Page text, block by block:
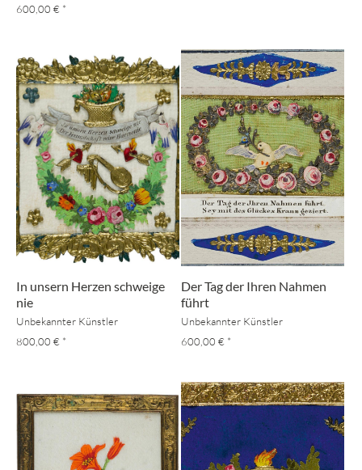
600,00 € *
In unsern Herzen schweige
nie
Unbekannter Künstler
800,00 € *
Der Tag der Ihren Nahmen
führt
Unbekannter Künstler
600,00 € *